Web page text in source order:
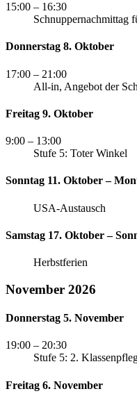
15:00 – 16:30
Schnuppernachmittag
Donnerstag 8. Oktober
17:00 – 21:00
All-in, Angebot der
Freitag 9. Oktober
9:00 – 13:00
Stufe 5: Toter Winkel
Sonntag 11. Oktober –
USA-Austausch
Samstag 17. Oktober –
Herbstferien
November 2026
Donnerstag 5. November
19:00 – 20:30
Stufe 5: 2.
Freitag 6. November